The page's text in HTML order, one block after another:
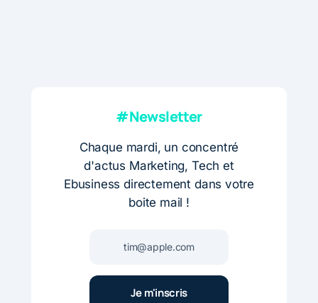
#Newsletter
Chaque mardi, un concentré
d'actus Marketing, Tech et
Ebusiness directement dans votre
boite mail !